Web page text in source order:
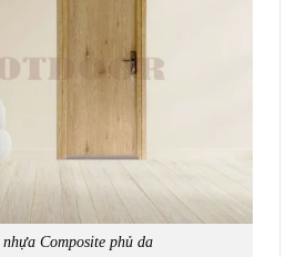
Composite phủ da